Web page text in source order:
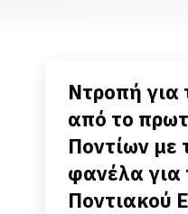
Ντροπή
από το
Ποντίων με
φανέλα για
Ποντιακού